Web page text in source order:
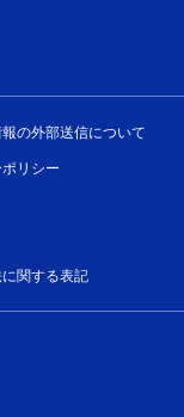
の外部送信について
リシー
関する表記